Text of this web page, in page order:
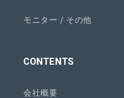
モニター / その他
CONTENTS
会社概要